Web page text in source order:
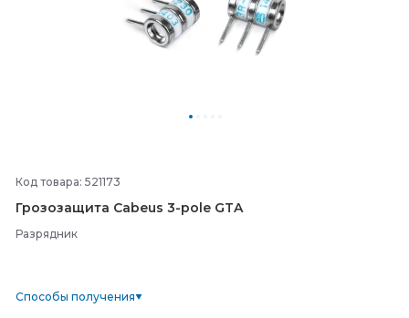
Код товара: 521173
Грозозащита Cabeus 3-pole GTA
Разрядник
Способы получения